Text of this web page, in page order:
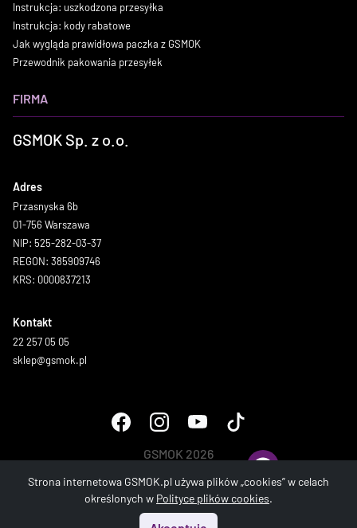
Instrukcja: uszkodzona przesyłka
Instrukcja: kody rabatowe
Jak wygląda prawidłowa paczka z GSMOK
Przewodnik pakowania przesyłek
FIRMA
GSMOK Sp. z o.o.
Adres
Przasnyska 6b
01-756 Warszawa
NIP: 525-282-03-37
REGON: 385909746
KRS: 0000837213
Kontakt
22 257 05 05
sklep@gsmok.pl
GSMOK 2026
Strona internetowa GSMOK.pl używa plików „cookies” w celach
określonych w Polityce plików cookies.